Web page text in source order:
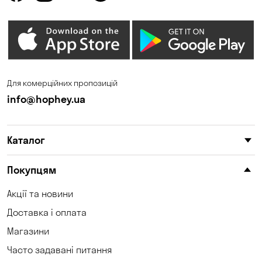
Ліски Лісники
Нова Павлівка
Орлівщина
Петропавлівська
Піщанка
Для комерційних пропозицій
info@hophey.ua
Каталог
Покупцям
Акції та новини
Доставка і оплата
Магазини
Часто задавані питання